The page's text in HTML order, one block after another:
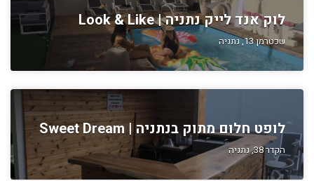
לוק אנד לייק נתניה | Look & Like
שכטרמן 13, נתניה
לופט חלום מתוק בנתניה | Sweet Dream
הקדר 38, נתניה